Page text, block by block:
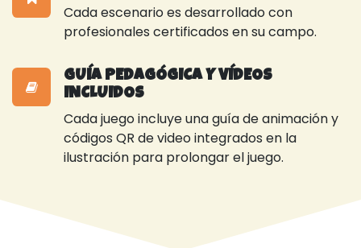
Cada escenario es desarrollado con
profesionales certificados en su campo.
GUÍA PEDAGÓGICA Y VÍDEOS
INCLUIDOS
Cada juego incluye una guía de animación y
códigos QR de video integrados en la
ilustración para prolongar el juego.